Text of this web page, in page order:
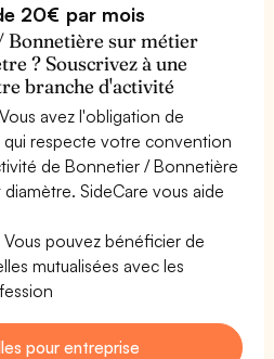
20€ par mois
Bonnetière sur métier
? Souscrivez à une
branche d'activité
Vous avez l'obligation de
qui respecte votre convention
de Bonnetier / Bonnetière
SideCare vous aide
Vous pouvez bénéficier de
mutualisées avec les
pour entreprise